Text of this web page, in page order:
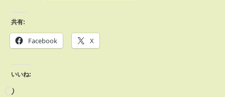
共有:
Facebook X
いいね: